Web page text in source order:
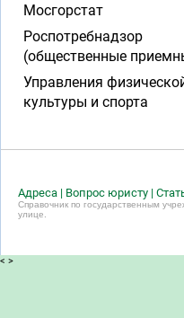
Мосгорстат
Роспотребнадзор
(общественные
Управления
культуры и спорта
Адреса | Вопрос юристу |
Справочник по государственным
улице.
< >